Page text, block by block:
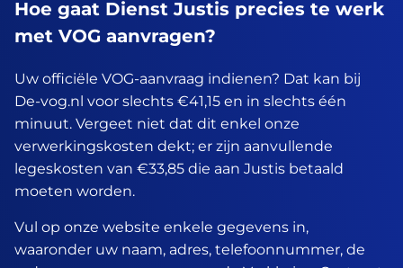
Hoe gaat Dienst Justis precies te werk
met VOG aanvragen?
Uw officiële VOG-aanvraag indienen? Dat kan bij
De-vog.nl voor slechts €41,15 en in slechts één
minuut. Vergeet niet dat dit enkel onze
verwerkingskosten dekt; er zijn aanvullende
legeskosten van €33,85 die aan Justis betaald
moeten worden.
Vul op onze website enkele gegevens in,
waaronder uw naam, adres, telefoonnummer, de